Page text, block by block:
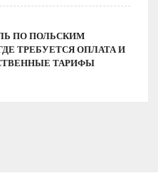
ПО ПОЛЬСКИМ
ТРЕБУЕТСЯ ОПЛАТА И
ТАРИФЫ